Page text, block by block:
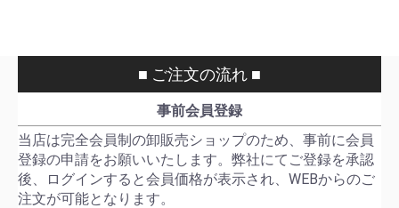
■ ご注文の流れ ■
事前会員登録
当店は完全会員制の卸販売ショップのため、事前に会員
登録の申請をお願いいたします。弊社にてご登録を承認
後、ログインすると会員価格が表示され、WEBからのご
注文が可能となります。